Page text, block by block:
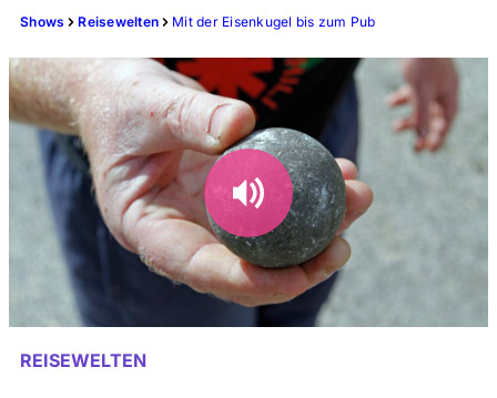
Shows Reisewelten Mit der Eisenkugel bis zum Pub
REISEWELTEN